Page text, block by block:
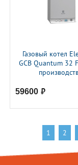
Газовый котел
GCB Quantum 32
59600 руб.
1 2